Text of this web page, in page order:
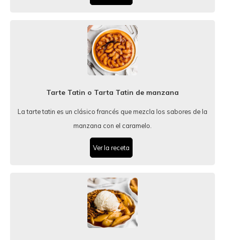
Tarte Tatin o Tarta Tatin de manzana
La tarte tatin es un clásico francés que mezcla los sabores de la
manzana con el caramelo.
Ver la receta